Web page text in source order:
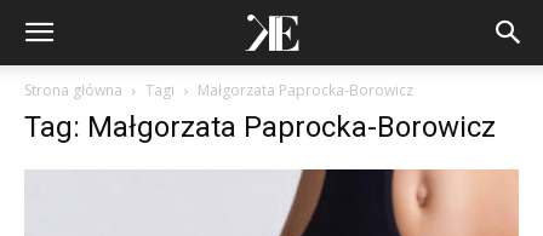
Strona główna Tagi Małgorzata Paprocka-Borowicz
Tag: Małgorzata Paprocka-Borowicz